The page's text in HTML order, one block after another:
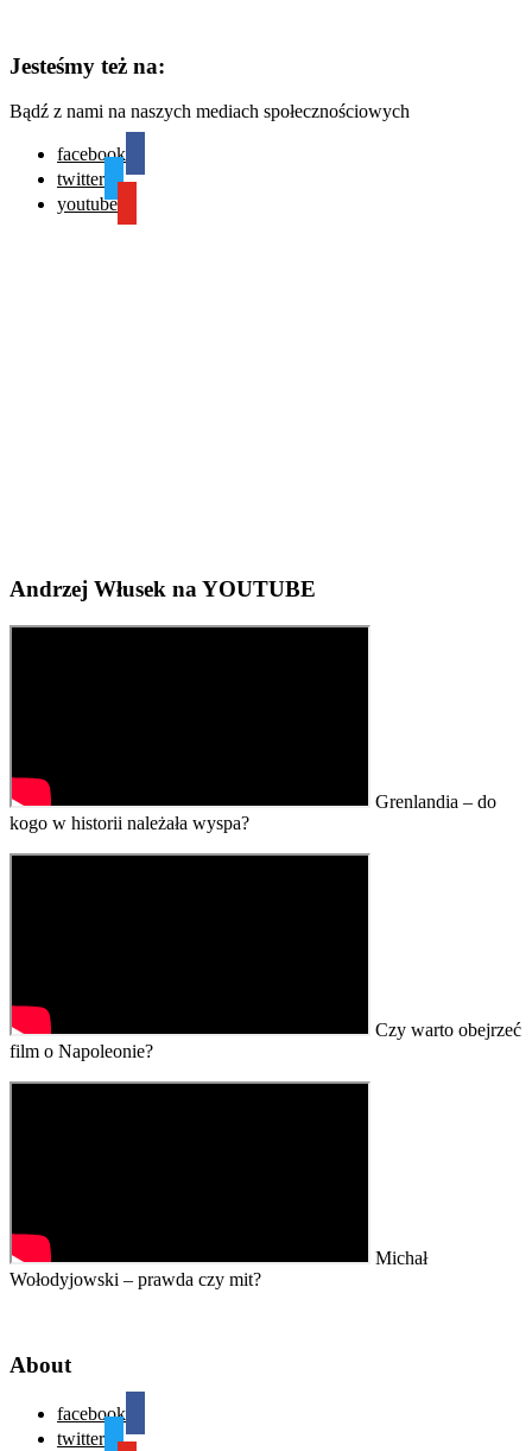
Jesteśmy też na:
Bądź z nami na naszych mediach społecznościowych
facebook
twitter
youtube
Andrzej Włusek na YOUTUBE
Grenlandia – do
kogo w historii należała wyspa?
Czy warto obejrzeć
film o Napoleonie?
Michał
Wołodyjowski – prawda czy mit?
About
facebook
twitter